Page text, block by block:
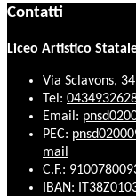
Contatti
Liceo Artistico
Via Sclavons,
Tel:
Email:
PEC:
mail
C.F.:
IBAN: